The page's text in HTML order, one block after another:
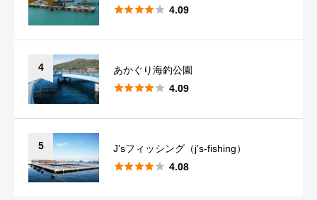
鹿児島
沖縄
 4.09
4
あかぐり海釣公園
 4.09
5
J’sフィッシング（j’s-fishing）
 4.08